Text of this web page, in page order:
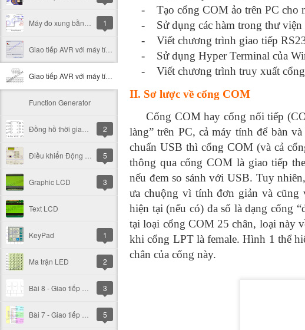
1
Giao tiếp AVR với máy tính (II)
Giao tiếp AVR với máy tính (I)
Function Generator
2
5
Graphic LCD 3
Text LCD
KeyPad 1
Ma trận LED 2
3
5
- Tạo cổng COM ảo trên PC cho
- Sử dụng các hàm trong thư viện
- Viết chương trình giao tiếp
- Sử dụng Hyper Terminal của
- Viết chương trình truy xuất cổng
II. Sơ lược về cổng COM
Cổng COM hay cổng nối tiếp
làng” trên PC, cả máy tính để bàn
chuẩn USB thì cổng COM (và cả
thông qua cổng COM là giao tiếp
nếu đem so sánh với USB. Tuy
ưa chuộng vì tính đơn giản và cũng
hiện tại (nếu có) đa số là dạng cổng
tại loại cổng COM 25 chân, loại này
khi cổng LPT là female. Hình 1 thể
chân của cổng này.